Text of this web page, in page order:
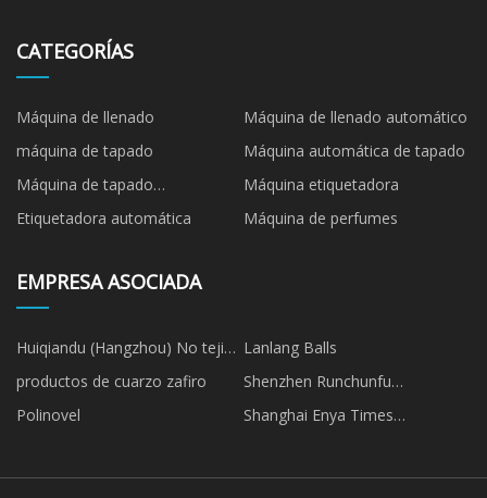
CATEGORÍAS
Máquina de llenado
Máquina de llenado automático
máquina de tapado
Máquina automática de tapado
Máquina de tapado
semiautomática
Máquina etiquetadora
Etiquetadora automática
Máquina de perfumes
EMPRESA ASOCIADA
Huiqiandu (Hangzhou) No tejido
Tecnología Co.,Ltd/ ecotec No
Lanlang Balls
productos de cuarzo zafiro
Shenzhen Runchunfu
Tecnología Co., Limitado.
Polinovel
Shanghai Enya Times